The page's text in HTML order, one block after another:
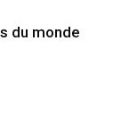
du monde